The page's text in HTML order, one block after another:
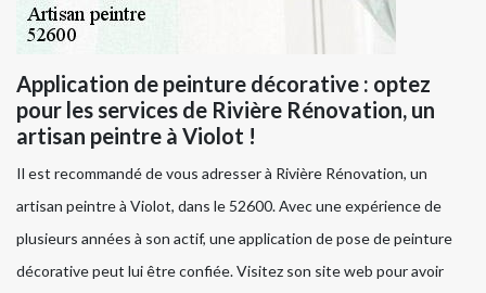
Application de peinture décorative : optez
pour les services de Rivière Rénovation, un
artisan peintre à Violot !
Il est recommandé de vous adresser à Rivière Rénovation, un
artisan peintre à Violot, dans le 52600. Avec une expérience de
plusieurs années à son actif, une application de pose de peinture
décorative peut lui être confiée. Visitez son site web pour avoir